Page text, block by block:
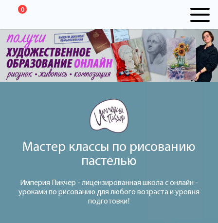
0
Мастер классы по рисованию
пастелью
Империя Пикчер - лицензированная школа с онлайн -
уроками по рисованию для любого возраста и уровня
подготовки!